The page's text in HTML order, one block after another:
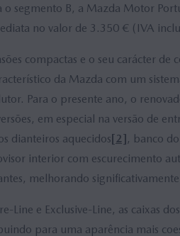
segmento B, a Mazda Motor
no valor de 3.350 € (IVA
compactas e o seu carácter
da Mazda com um
Para o presente ano, o
em especial na versão de
dianteiros aquecidos[2], banco
interior com escurecimento
melhorando
Line e Exclusive-Line, as caixas
para uma aparência mais